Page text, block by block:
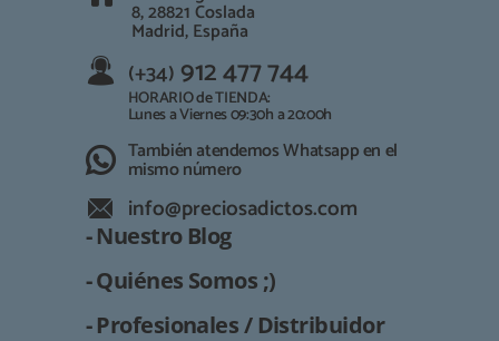
8, 28821 Coslada
Madrid, España
(+34) 912 477 744
HORARIO de TIENDA:
Lunes a Viernes 09:30h a 20:00h
También atendemos Whatsapp en el
mismo número
info@preciosadictos.com
- Nuestro Blog
- Quiénes Somos ;)
- Profesionales / Distribuidor